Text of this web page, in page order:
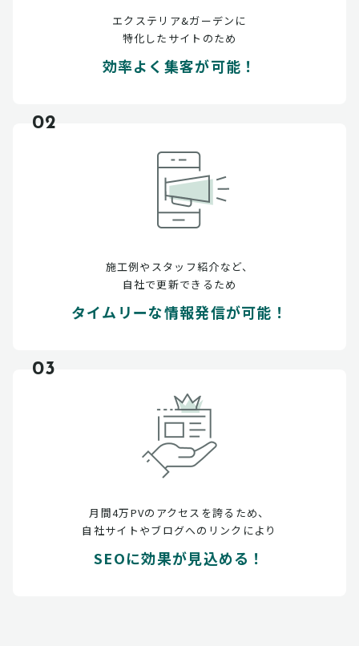
エクステリア&ガーデンに
特化したサイトのため
効率よく集客が可能！
02
施工例やスタッフ紹介など、
自社で更新できるため
タイムリーな情報発信が可能！
03
月間4万PVのアクセスを誇るため、
自社サイトやブログへのリンクにより
SEOに効果が見込める！